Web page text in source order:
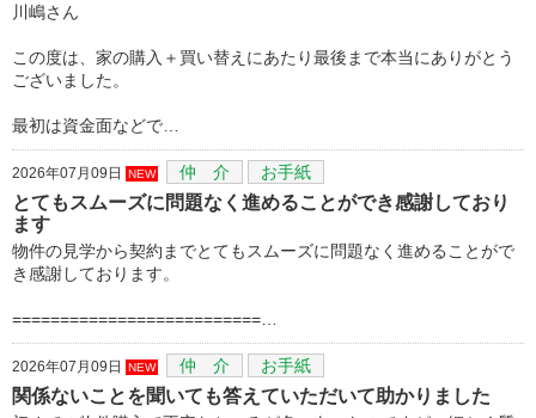
川嶋さん
この度は、家の購入＋買い替えにあたり最後まで本当にありがとう
ございました。
最初は資金面などで…
2026年07月09日 NEW 仲 介 お手紙
とてもスムーズに問題なく進めることができ感謝しており
ます
物件の見学から契約までとてもスムーズに問題なく進めることがで
き感謝しております。
==========================…
2026年07月09日 NEW 仲 介 お手紙
関係ないことを聞いても答えていただいて助かりました